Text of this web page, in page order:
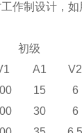
作制设计，
初级
A1 V2
15 6
30 6